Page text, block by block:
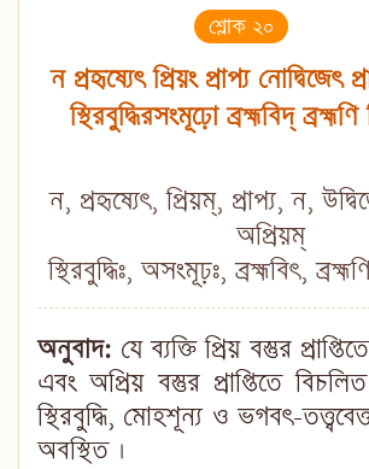
শ্লোক ২০
ন প্রহৃষ্যেৎ প্রিয়ং প্রাপ্য নোদ্বিজেৎ
স্থিরবুদ্ধিরসংমূঢ়ো ব্রহ্মবিদ্
ন, প্রহৃষ্যেৎ, প্রিয়ম্, প্রাপ্য, ন,
অপ্রিয়ম্
স্থিরবুদ্ধিঃ, অসংমূঢ়ঃ, ব্রহ্মবিৎ,
অনুবাদ: যে ব্যক্তি প্রিয় বস্তুর
এবং অপ্রিয় বস্তুর প্রাপ্তিতে
স্থিরবুদ্ধি, মোহশূন্য ও ভগবৎ-
অবস্থিত ।